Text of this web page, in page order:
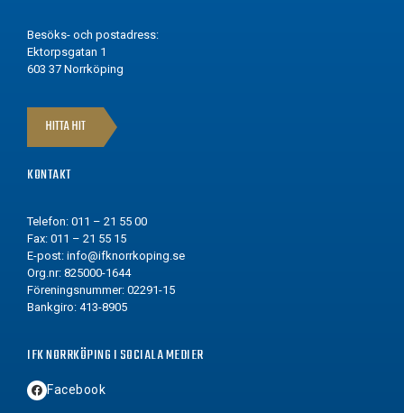
Besöks- och postadress:
Ektorpsgatan 1
603 37 Norrköping
HITTA HIT
KONTAKT
Telefon: 011 – 21 55 00
Fax: 011 – 21 55 15
E-post: info@ifknorrkoping.se
Org.nr: 825000-1644
Föreningsnummer: 02291-15
Bankgiro: 413-8905
IFK NORRKÖPING I SOCIALA MEDIER
Facebook